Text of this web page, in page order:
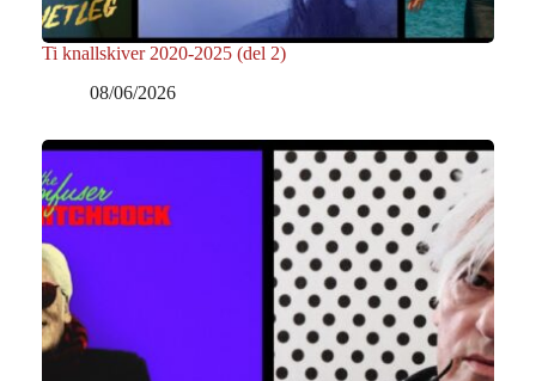
Ti knallskiver 2020-2025 (del 2)
08/06/2026